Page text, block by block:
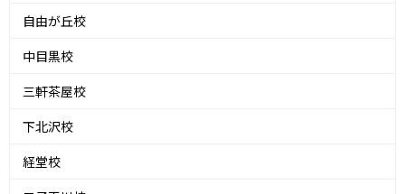
自由が丘校
中目黒校
三軒茶屋校
下北沢校
経堂校